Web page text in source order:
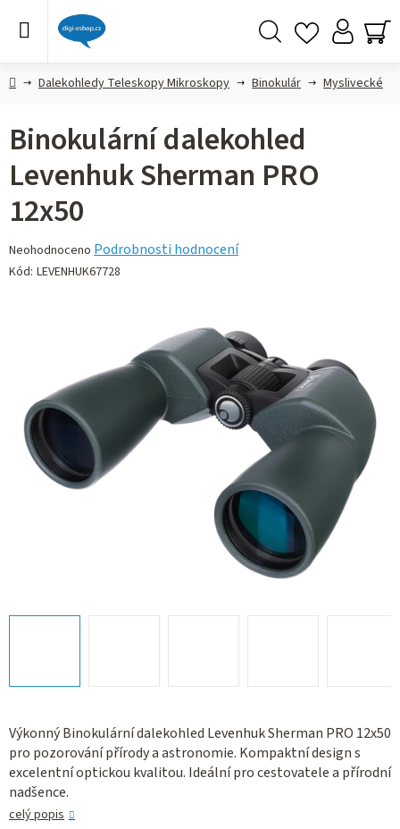
DomůDalekohledy Teleskopy Mikroskopy Binokulár Myslivecké
Výkonný Binokulární dalekohled Levenhuk Sherman PRO 12x50
pro pozorování přírody a astronomie. Kompaktní design s
excelentní optickou kvalitou. Ideální pro cestovatele a přírodní
nadšence.
celý popis
Binokulární dalekohled
Levenhuk Sherman PRO
12x50
Průměrné
hodnocení
Neohodnoceno Podrobnosti hodnocení
Kód: LEVENHUK67728